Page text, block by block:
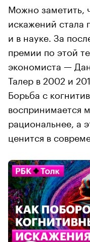
Можно заметить,
искажений стала
и в науке. За
премии по этой
экономиста —
Талер в 2002 и
Борьба с
воспринимается
рациональнее, а
ценится в